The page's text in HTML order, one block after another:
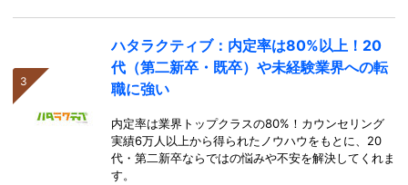
ハタラクティブ：内定率は80%以上！20
代（第二新卒・既卒）や未経験業界への転
職に強い
内定率は業界トップクラスの80%！カウンセリング
実績6万人以上から得られたノウハウをもとに、20
代・第二新卒ならではの悩みや不安を解決してくれま
す。